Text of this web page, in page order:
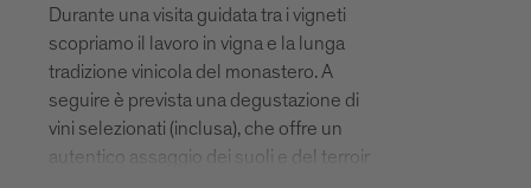
Durante una visita guidata tra i vigneti
scopriamo il lavoro in vigna e la lunga
tradizione vinicola del monastero. A
seguire è prevista una degustazione di
vini selezionati (inclusa), che offre un
autentico assaggio dei suoli e del terroir